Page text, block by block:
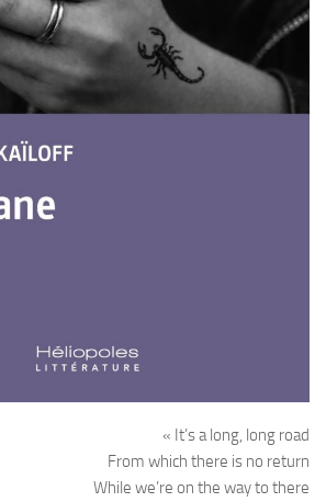
« It’s a long, long road
From which there is no return
While we’re on the way to there